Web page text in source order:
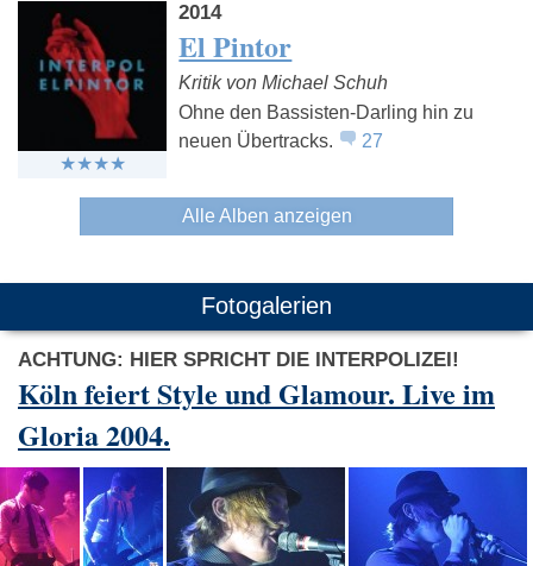
2014
El Pintor
Kritik von Michael Schuh
Ohne den Bassisten-Darling hin zu
neuen Übertracks.
27
Alle Alben anzeigen
Fotogalerien
ACHTUNG: HIER SPRICHT DIE INTERPOLIZEI!
Köln feiert Style und Glamour. Live im
Gloria 2004.